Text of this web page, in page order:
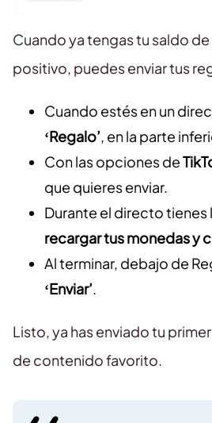
Cuando ya tengas tu saldo
positivo, puedes enviar tus
Cuando estés en un
‘Regalo’, en la parte
Con las opciones de
que quieres enviar.
Durante el directo tienes
recargar tus monedas y
Al terminar, debajo de
‘Enviar’.
Listo, ya has enviado tu
de contenido favorito.